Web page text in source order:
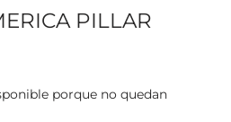
PILLAR
porque no quedan